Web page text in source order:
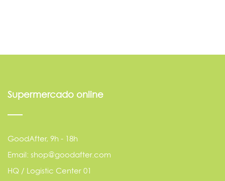
Supermercado online
GoodAfter, 9h - 18h
Email: shop@goodafter.com
HQ / Logistic Center 01